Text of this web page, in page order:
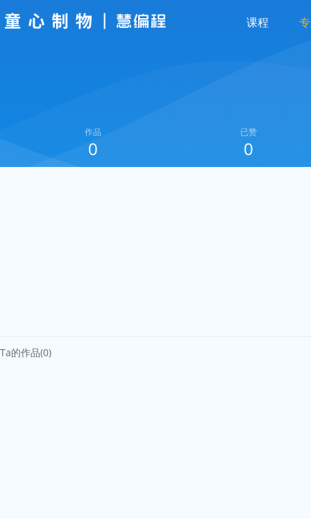
课程
作品
0
已赞
0
Ta的作品(0)